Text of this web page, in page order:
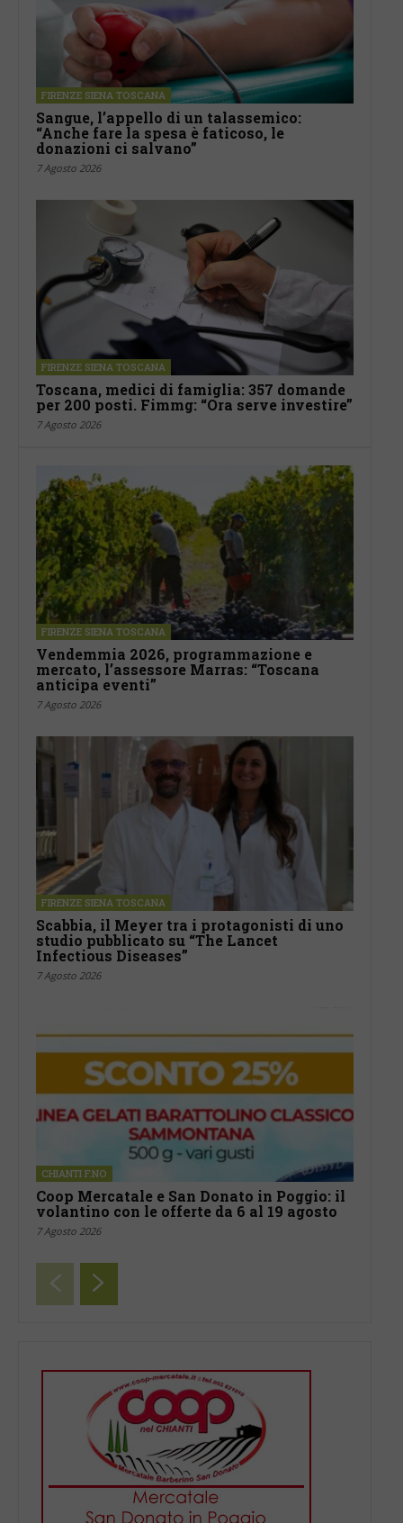
FIRENZE SIENA TOSCANA
Sangue, l’appello di un talassemico:
“Anche fare la spesa è faticoso, le
donazioni ci salvano”
7 Agosto 2026
FIRENZE SIENA TOSCANA
Toscana, medici di famiglia: 357 domande
per 200 posti. Fimmg: “Ora serve investire”
7 Agosto 2026
FIRENZE SIENA TOSCANA
Vendemmia 2026, programmazione e
mercato, l’assessore Marras: “Toscana
anticipa eventi”
7 Agosto 2026
FIRENZE SIENA TOSCANA
Scabbia, il Meyer tra i protagonisti di uno
studio pubblicato su “The Lancet
Infectious Diseases”
7 Agosto 2026
CHIANTI F.NO
Coop Mercatale e San Donato in Poggio: il
volantino con le offerte da 6 al 19 agosto
7 Agosto 2026